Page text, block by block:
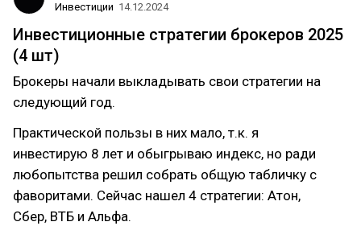
Инвестиции 14.12.2024
Инвестиционные стратегии брокеров 2025
(4 шт)
Брокеры начали выкладывать свои стратегии на
следующий год.
Практической пользы в них мало, т.к. я
инвестирую 8 лет и обыгрываю индекс, но ради
любопытства решил собрать общую табличку с
фаворитами. Сейчас нашел 4 стратегии: Атон,
Сбер, ВТБ и Альфа.